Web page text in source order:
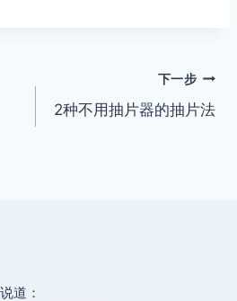
下一步
2种不用抽片器的抽片法
说道：